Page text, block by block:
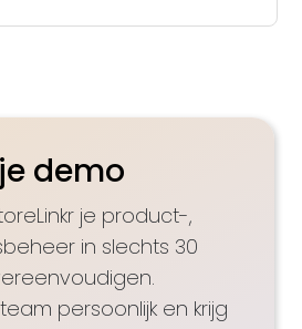
demo
je product-,
in slechts 30
persoonlijk en krijg